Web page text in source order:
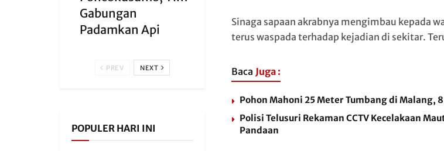
Sinaga sapaan akrabnya mengimbau kepada
terus waspada terhadap kejadian di sekitar.
Baca Juga :
Pohon Mahoni 25 Meter Tumbang di Malang,
Polisi Telusuri Rekaman CCTV Kecelakaan
Pandaan
Gabungan
Padamkan Api
PREV NEXT
POPULER HARI INI